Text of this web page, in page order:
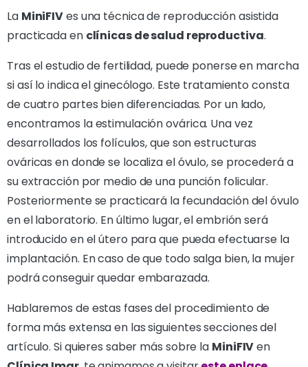
La MiniFIVes una técnica de reproducción asistida
practicada en clínicas de salud reproductiva.
Tras el estudio de fertilidad, puede ponerse en marcha
si así lo indica el ginecólogo. Este tratamiento consta
de cuatro partes bien diferenciadas. Por un lado,
encontramos la estimulación ovárica. Una vez
desarrollados los folículos, que son estructuras
ováricas en donde se localiza el óvulo, se procederá a
su extracción por medio de una punción folicular.
Posteriormente se practicará la fecundación del óvulo
en el laboratorio. En último lugar, el embrión será
introducido en el útero para que pueda efectuarse la
implantación. En caso de que todo salga bien, la mujer
podrá conseguir quedar embarazada.
Hablaremos de estas fases del procedimiento de
forma más extensa en las siguientes secciones del
artículo. Si quieres saber más sobre la MiniFIVen